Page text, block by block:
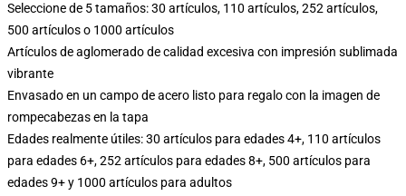
Seleccione de 5 tamaños: 30 artículos, 110 artículos, 252 artículos,
500 artículos o 1000 artículos
Artículos de aglomerado de calidad excesiva con impresión sublimada
vibrante
Envasado en un campo de acero listo para regalo con la imagen de
rompecabezas en la tapa
Edades realmente útiles: 30 artículos para edades 4+, 110 artículos
para edades 6+, 252 artículos para edades 8+, 500 artículos para
edades 9+ y 1000 artículos para adultos